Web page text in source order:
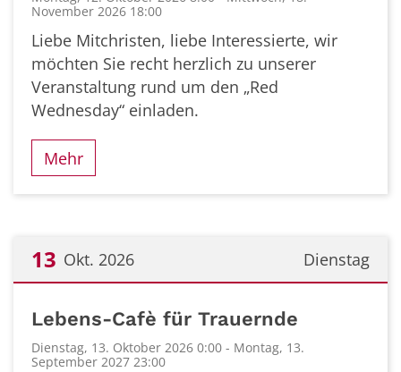
November 2026 18:00
Liebe Mitchristen, liebe Interessierte, wir
möchten Sie recht herzlich zu unserer
Veranstaltung rund um den „Red
Wednesday“ einladen.
Mehr
Dienstag
13 Okt. 2026
Lebens-Cafè für Trauernde
Dienstag, 13. Oktober 2026 0:00 - Montag, 13.
September 2027 23:00